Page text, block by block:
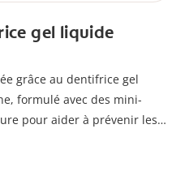
gel liquide
grâce au dentifrice gel
formulé avec des mini-
pour aider à prévenir les